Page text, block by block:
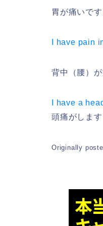
胃が痛いです
I have pain
背中（腰）
I have a
頭痛がします
Originally